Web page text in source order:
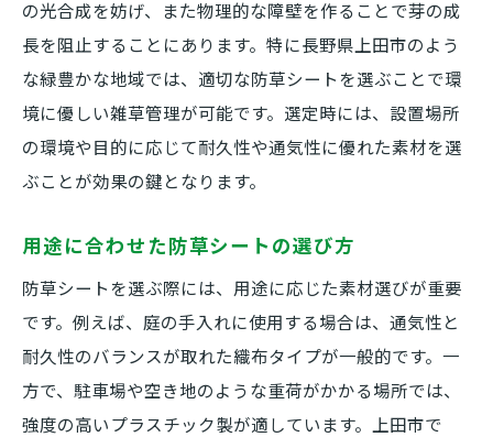
の光合成を妨げ、また物理的な障壁を作ることで芽の成
長を阻止することにあります。特に長野県上田市のよう
な緑豊かな地域では、適切な防草シートを選ぶことで環
境に優しい雑草管理が可能です。選定時には、設置場所
の環境や目的に応じて耐久性や通気性に優れた素材を選
ぶことが効果の鍵となります。
用途に合わせた防草シートの選び方
防草シートを選ぶ際には、用途に応じた素材選びが重要
です。例えば、庭の手入れに使用する場合は、通気性と
耐久性のバランスが取れた織布タイプが一般的です。一
方で、駐車場や空き地のような重荷がかかる場所では、
強度の高いプラスチック製が適しています。上田市で